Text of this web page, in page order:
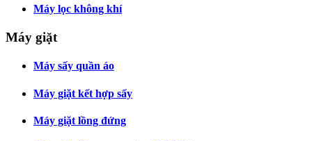
Máy lọc không khí
Máy giặt
Máy sấy quần áo
Máy giặt kết hợp sấy
Máy giặt lồng đứng